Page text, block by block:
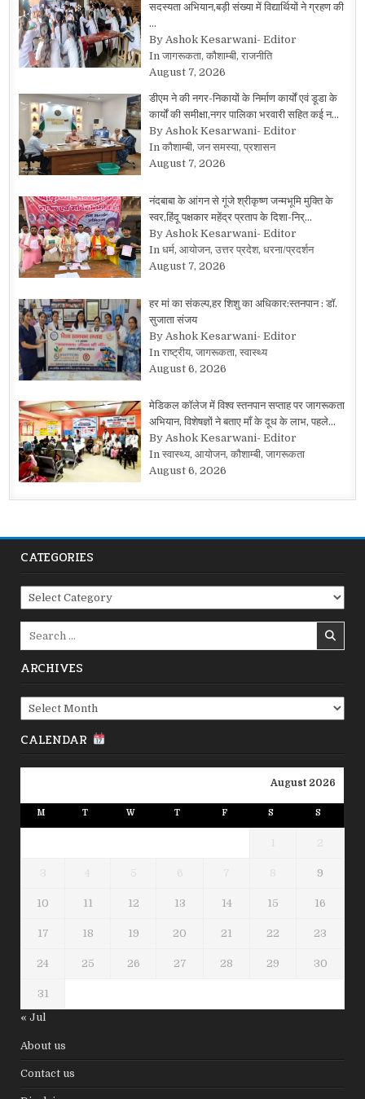
सदस्यता अभियान,बड़ी संख्या में विद्यार्थियों ने ग्रहण की
…
By Ashok Kesarwani- Editor
In जागरूकता, कौशाम्बी, राजनीति
August 7, 2026
डीएम ने की नगर-निकायों के निर्माण कार्यों एवं डूडा के
कार्यों की समीक्षा,नगर पालिका भरवारी सहित कई न…
By Ashok Kesarwani- Editor
In कौशाम्बी, जन समस्या, प्रशासन
August 7, 2026
नंदबाबा के आंगन से गूंजे श्रीकृष्ण जन्मभूमि मुक्ति के
स्वर,हिंदू पक्षकार महेंद्र प्रताप के दिशा-निर्…
By Ashok Kesarwani- Editor
In धर्म, आयोजन, उत्तर प्रदेश, धरना/प्रदर्शन
August 7, 2026
हर मां का संकल्प,हर शिशु का अधिकार:स्तनपान : डॉ.
सुजाता संजय
By Ashok Kesarwani- Editor
In राष्ट्रीय, जागरूकता, स्वास्थ्य
August 6, 2026
मेडिकल कॉलेज में विश्व स्तनपान सप्ताह पर जागरूकता
अभियान, विशेषज्ञों ने बताए माँ के दूध के लाभ, पहले…
By Ashok Kesarwani- Editor
In स्वास्थ्य, आयोजन, कौशाम्बी, जागरूकता
August 6, 2026
CATEGORIES
Categories
ARCHIVES
Archives
CALENDAR
August 2026
M T W T F S S
1 2
3 4 5 6 7 8 9
10 11 12 13 14 15 16
17 18 19 20 21 22 23
24 25 26 27 28 29 30
31
« Jul
About us
Contact us